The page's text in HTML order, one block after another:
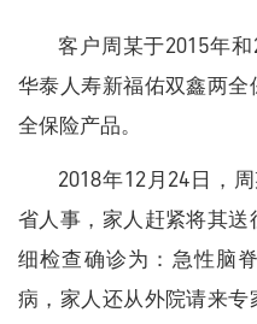
客户周某于2015年
华泰人寿新福佑双鑫两
全保险产品。
2018年12月24日 ，
省人事 ， 家人赶紧将其
细检查确诊为：急性脑
病，家人还从外院请来专